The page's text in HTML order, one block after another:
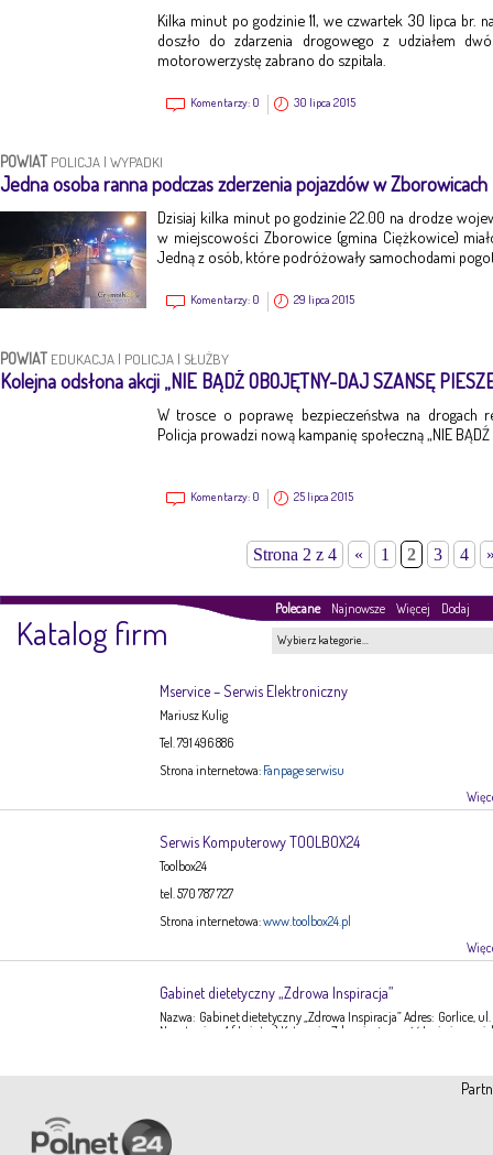
Kilka minut po godzinie 11, we czwartek 30 lipca br.
doszło do zdarzenia drogowego z udziałem
motorowerzystę zabrano do szpitala.
Komentarzy: 0 30 lipca 2015
POWIAT POLICJA | WYPADKI
Jedna osoba ranna podczas zderzenia pojazdów w Zborowicach
Dzisiaj kilka minut po godzinie 22.00 na drodze
w miejscowości Zborowice (gmina Ciężkowice)
Jedną z osób, które podróżowały samochodami
Komentarzy: 0 29 lipca 2015
POWIAT EDUKACJA | POLICJA | SŁUŻBY
Kolejna odsłona akcji „NIE BĄDŹ OBOJĘTNY-DAJ SZANSĘ
W trosce o poprawę bezpieczeństwa na drogach
Policja prowadzi nową kampanię społeczną „NIE BĄDŹ
Komentarzy: 0 25 lipca 2015
Strona 2 z 4 « 1 2 3 4
Polecane Najnowsze Więcej Dodaj
Katalog firm Wybierz kategorie…
Mservice – Serwis Elektroniczny
Mariusz Kulig
Tel. 791 496 886
Strona internetowa: Fanpage serwisu
Serwis Komputerowy TOOLBOX24
Toolbox24
tel. 570 787 727
Strona internetowa:www.toolbox24.pl
Gabinet dietetyczny „Zdrowa Inspiracja”
Nazwa: Gabinet dietetyczny „Zdrowa Inspiracja” Adres: Gorlice, ul.
Narutowicza 1 ( I piętro) Kategoria: Zdrowie, żywność Imię i
konsultacje dietetyczne – indywidualne plany żywieniowe dla
dorosłych, dzieci, młodzieży – poradnictwo żywieniowe w